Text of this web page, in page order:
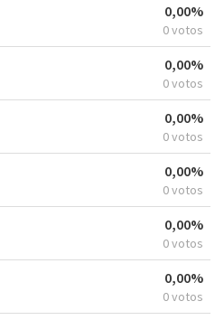
0,00%
0 votos
0,00%
0 votos
0,00%
0 votos
0,00%
0 votos
0,00%
0 votos
0,00%
0 votos